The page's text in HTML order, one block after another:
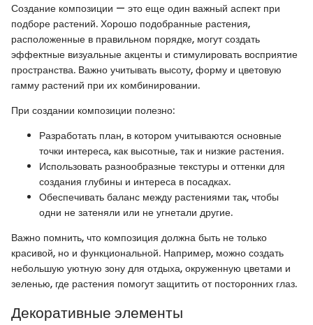
Создание композиции — это еще один важный аспект при
подборе растений. Хорошо подобранные растения,
расположенные в правильном порядке, могут создать
эффектные визуальные акценты и стимулировать восприятие
пространства. Важно учитывать высоту, форму и цветовую
гамму растений при их комбинировании.
При создании композиции полезно:
Разработать план, в котором учитываются основные
точки интереса, как высотные, так и низкие растения.
Использовать разнообразные текстуры и оттенки для
создания глубины и интереса в посадках.
Обеспечивать баланс между растениями так, чтобы
одни не затеняли или не угнетали другие.
Важно помнить, что композиция должна быть не только
красивой, но и функциональной. Например, можно создать
небольшую уютную зону для отдыха, окруженную цветами и
зеленью, где растения помогут защитить от посторонних глаз.
Декоративные элементы